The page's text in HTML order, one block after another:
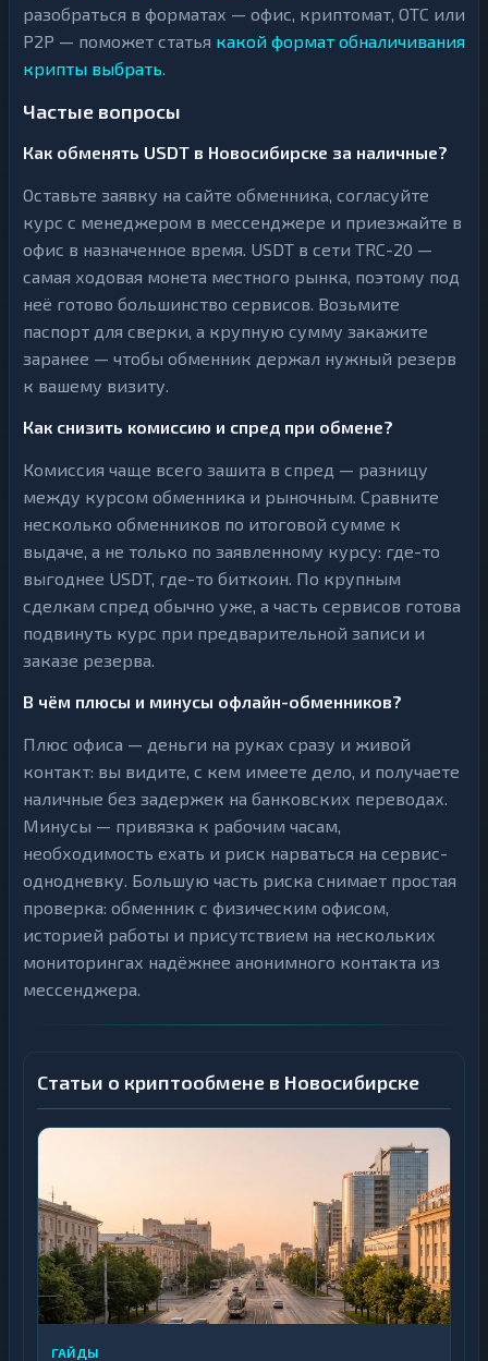
разобраться в форматах — офис, криптомат, OTC или
P2P — поможет статья какой формат обналичивания
крипты выбрать.
Частые вопросы
Как обменять USDT в Новосибирске за наличные?
Оставьте заявку на сайте обменника, согласуйте
курс с менеджером в мессенджере и приезжайте в
офис в назначенное время. USDT в сети TRC-20 —
самая ходовая монета местного рынка, поэтому под
неё готово большинство сервисов. Возьмите
паспорт для сверки, а крупную сумму закажите
заранее — чтобы обменник держал нужный резерв
к вашему визиту.
Как снизить комиссию и спред при обмене?
Комиссия чаще всего зашита в спред — разницу
между курсом обменника и рыночным. Сравните
несколько обменников по итоговой сумме к
выдаче, а не только по заявленному курсу: где-то
выгоднее USDT, где-то биткоин. По крупным
сделкам спред обычно уже, а часть сервисов готова
подвинуть курс при предварительной записи и
заказе резерва.
В чём плюсы и минусы офлайн-обменников?
Плюс офиса — деньги на руках сразу и живой
контакт: вы видите, с кем имеете дело, и получаете
наличные без задержек на банковских переводах.
Минусы — привязка к рабочим часам,
необходимость ехать и риск нарваться на сервис-
однодневку. Большую часть риска снимает простая
проверка: обменник с физическим офисом,
историей работы и присутствием на нескольких
мониторингах надёжнее анонимного контакта из
мессенджера.
Статьи о криптообмене в Новосибирске
ГАЙДЫ